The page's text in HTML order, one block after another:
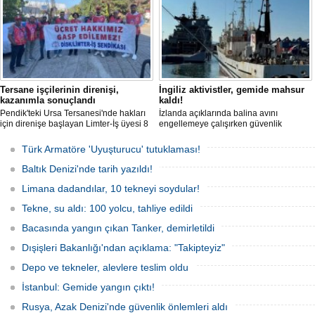
Tersane işçilerinin direnişi,
kazanımla sonuçlandı
Pendik'teki Ursa Tersanesi'nde hakları
için direnişe başlayan Limter-İş üyesi 8
arabulucu görüşmesinde tüm
alacakların ödenmesini kabul etti.
Sendika, sözlerin tutulmaması halinde
İngiliz aktivistler, gemide mahsur
kaldı!
İzlanda açıklarında balina avını
engellemeye çalışırken güvenlik
protesto gemisindeki 21 çevre aktivisti,
günlerdir gemiden çıkmalarına izin
verilmediğini ve temel haklarının ihlal
Britanyalı aktivist de bulunuyor.
Türk Armatöre 'Uyuşturucu' tutuklaması!
Baltık Denizi'nde tarih yazıldı!
Limana dadandılar, 10 tekneyi soydular!
Tekne, su aldı: 100 yolcu, tahliye edildi
Bacasında yangın çıkan Tanker, demirletildi
Dışişleri Bakanlığı'ndan açıklama: "Takipteyiz"
Depo ve tekneler, alevlere teslim oldu
İstanbul: Gemide yangın çıktı!
Rusya, Azak Denizi'nde güvenlik önlemleri aldı